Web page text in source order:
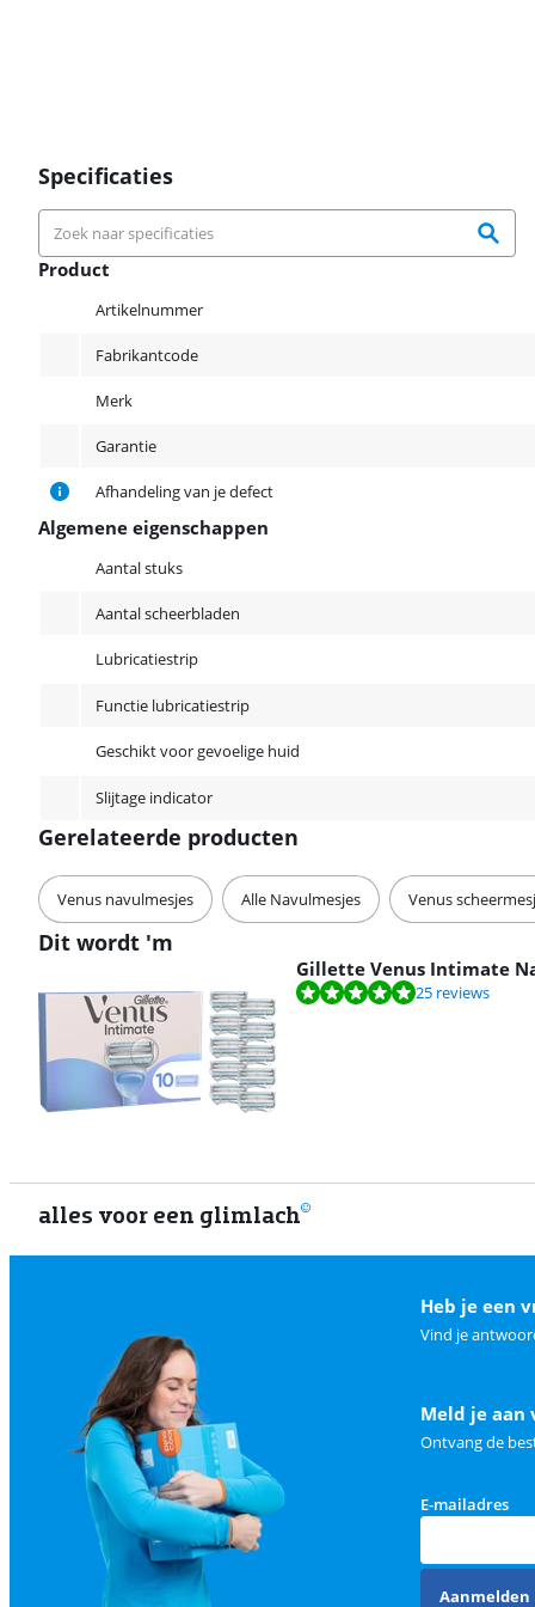
Specificaties
Product
Artikelnummer
Fabrikantcode
Merk
Garantie
Afhandeling van je defect
Algemene eigenschappen
Aantal stuks
Aantal scheerbladen
Lubricatiestrip
Functie lubricatiestrip
Geschikt voor gevoelige huid
Slijtage indicator
Gerelateerde producten
Venus navulmesjes Alle Navulmesjes Venus
Dit wordt 'm
Gillette Venus Intimate
Beoordeling is 9,7 van de 10, gebaseerd op 25 reviews. 25 reviews
alles voor een glimlach
Heb je een
Vind je
Meld je aan
Ontvang de
E-mailadres
Aanmelden